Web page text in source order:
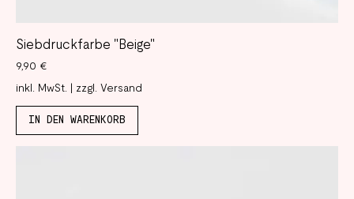
Siebdruckfarbe "Beige"
Preis
9,90 €
inkl. MwSt. zzgl. Versand
IN DEN WARENKORB